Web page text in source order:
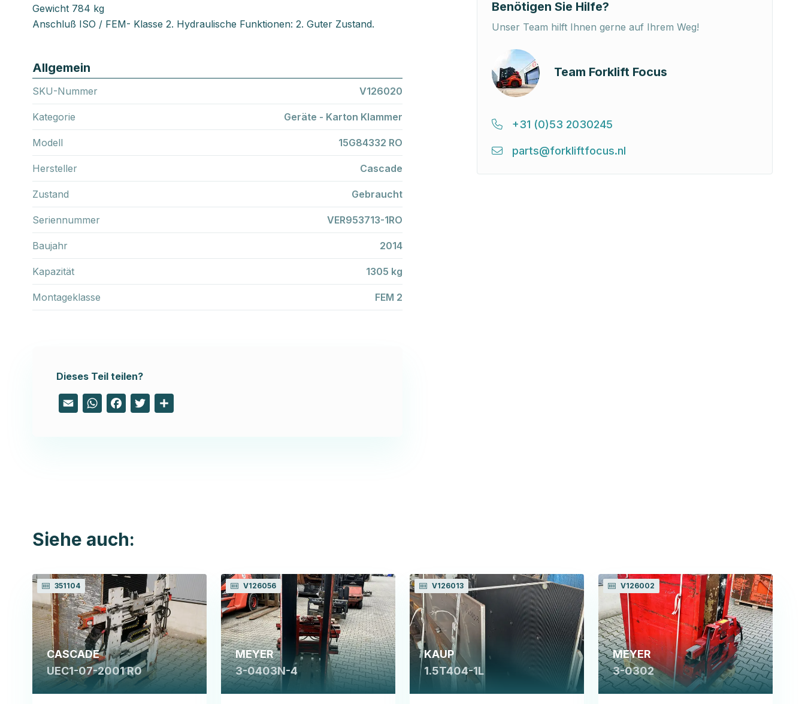
Benötigen Sie Hilfe?
Unser Team hilft Ihnen gerne auf Ihrem Weg!
Team Forklift Focus
+31 (0)53 2030245
parts@forkliftfocus.nl
Gewicht 784 kg
Anschluß ISO / FEM- Klasse 2. Hydraulische Funktionen: 2. Guter Zustand.
Allgemein
SKU-Nummer V126020
Kategorie Geräte - Karton Klammer
Modell 15G84332 RO
Hersteller Cascade
Zustand Gebraucht
Seriennummer VER953713-1RO
Baujahr 2014
Kapazität 1305 kg
Montageklasse FEM 2
Dieses Teil teilen?
Email WhatsApp
FacebookTwitter
Siehe auch:
351104
CASCADE
UEC1-07-2001 R0
V126056
MEYER
3-0403N-4
V126013
KAUP
1.5T404-1L
V126002
MEYER
3-0302